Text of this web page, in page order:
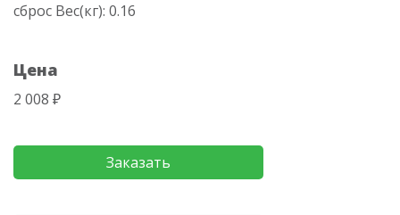
сброс Вес(кг): 0.16
Цена
2 008 ₽
Заказать